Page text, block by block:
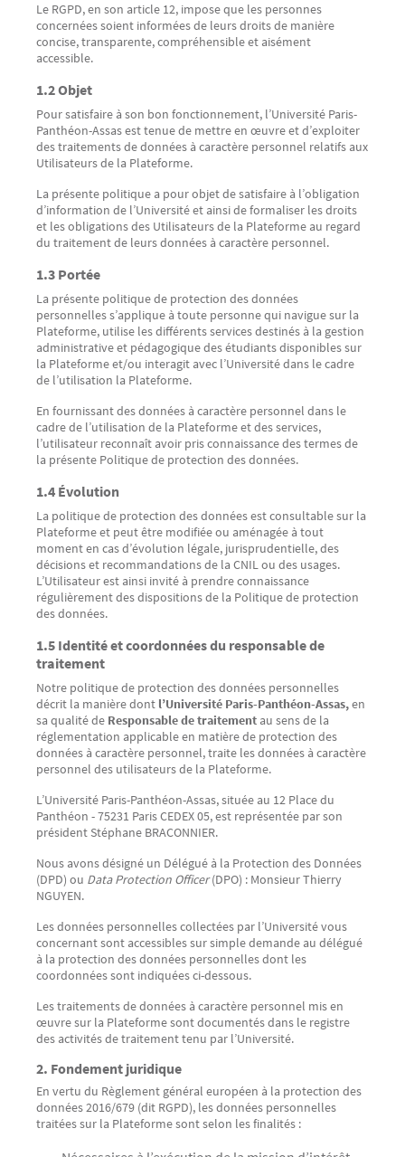
Le RGPD, en son article 12, impose que les personnes
concernées soient informées de leurs droits de manière
concise, transparente, compréhensible et aisément
accessible.
1.2 Objet
Pour satisfaire à son bon fonctionnement, l’Université Paris-
Panthéon-Assas est tenue de mettre en œuvre et d’exploiter
des traitements de données à caractère personnel relatifs aux
Utilisateurs de la Plateforme.
La présente politique a pour objet de satisfaire à l’obligation
d’information de l’Université et ainsi de formaliser les droits
et les obligations des Utilisateurs de la Plateforme au regard
du traitement de leurs données à caractère personnel.
1.3 Portée
La présente politique de protection des données
personnelles s’applique à toute personne qui navigue sur la
Plateforme, utilise les différents services destinés à la gestion
administrative et pédagogique des étudiants disponibles sur
la Plateforme et/ou interagit avec l’Université dans le cadre
de l’utilisation la Plateforme.
En fournissant des données à caractère personnel dans le
cadre de l’utilisation de la Plateforme et des services,
l’utilisateur reconnaît avoir pris connaissance des termes de
la présente Politique de protection des données.
1.4 Évolution
La politique de protection des données est consultable sur la
Plateforme et peut être modifiée ou aménagée à tout
moment en cas d’évolution légale, jurisprudentielle, des
décisions et recommandations de la CNIL ou des usages.
L’Utilisateur est ainsi invité à prendre connaissance
régulièrement des dispositions de la Politique de protection
des données.
1.5 Identité et coordonnées du responsable de
traitement
Notre politique de protection des données personnelles
décrit la manière dont l’Université Paris-Panthéon-Assas,en
sa qualité de Responsable de traitement au sens de la
réglementation applicable en matière de protection des
données à caractère personnel, traite les données à caractère
personnel des utilisateurs de la Plateforme.
L’Université Paris-Panthéon-Assas, située au 12 Place du
Panthéon - 75231 Paris CEDEX 05, est représentée par son
président Stéphane BRACONNIER.
Nous avons désigné un Délégué à la Protection des Données
(DPD) ou Data Protection Officer(DPO) : Monsieur Thierry
NGUYEN.
Les données personnelles collectées par l’Université vous
concernant sont accessibles sur simple demande au délégué
à la protection des données personnelles dont les
coordonnées sont indiquées ci-dessous.
Les traitements de données à caractère personnel mis en
œuvre sur la Plateforme sont documentés dans le registre
des activités de traitement tenu par l’Université.
2. Fondement juridique
En vertu du Règlement général européen à la protection des
données 2016/679 (dit RGPD), les données personnelles
traitées sur la Plateforme sont selon les finalités :